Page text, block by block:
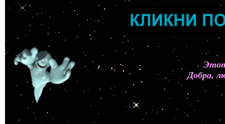
Добра,